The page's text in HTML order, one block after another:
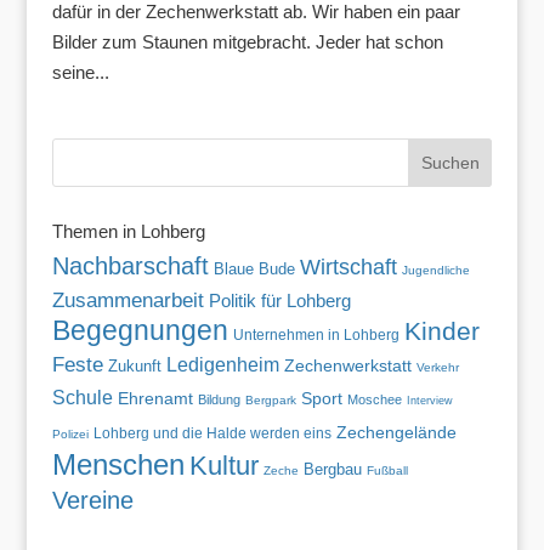
dafür in der Zechenwerkstatt ab. Wir haben ein paar
Bilder zum Staunen mitgebracht. Jeder hat schon
seine...
Themen in Lohberg
Nachbarschaft Blaue Bude Wirtschaft Jugendliche
Zusammenarbeit Politik für Lohberg
Begegnungen Unternehmen in Lohberg Kinder
Feste Zukunft Ledigenheim Zechenwerkstatt Verkehr
Schule Ehrenamt Bildung Bergpark Sport Moschee Interview
Polizei Lohberg und die Halde werden eins Zechengelände
Menschen Kultur Zeche Bergbau Fußball
Vereine